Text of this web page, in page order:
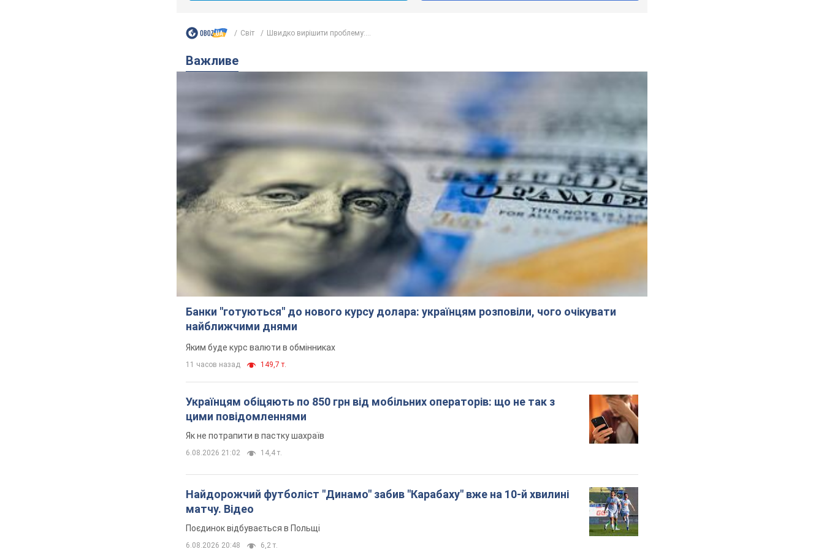
Світ Швидко вирішити проблему:...
Важливе
Банки "готуються" до нового курсу долара: українцям розповіли, чого очікувати
найближчими днями
Яким буде курс валюти в обмінниках
11 часов назад 149,7 т.
Українцям обіцяють по 850 грн від мобільних операторів: що не так з
цими повідомленнями
Як не потрапити в пастку шахраїв
6.08.2026 21:02 14,4 т.
Найдорожчий футболіст "Динамо" забив "Карабаху" вже на 10-й хвилині
матчу. Відео
Поєдинок відбувається в Польщі
6.08.2026 20:48 6,2 т.